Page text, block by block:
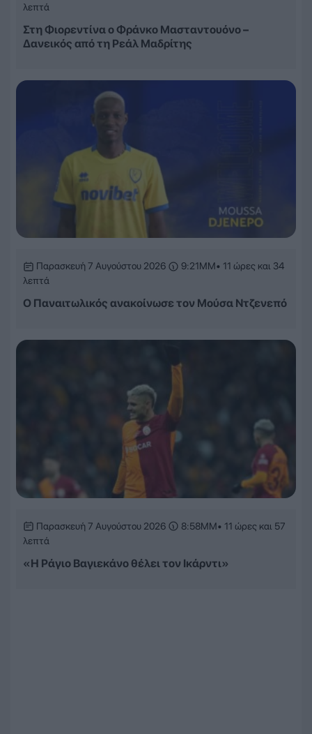
λεπτά
Στη Φιορεντίνα ο Φράνκο Μασταντουόνο –
Δανεικός από τη Ρεάλ Μαδρίτης
Παρασκευή 7 Αυγούστου 2026 9:21ΜΜ• 11 ώρες και 34
λεπτά
Ο Παναιτωλικός ανακοίνωσε τον Μούσα Ντζενεπό
Παρασκευή 7 Αυγούστου 2026 8:58ΜΜ• 11 ώρες και 57
λεπτά
«Η Ράγιο Βαγιεκάνο θέλει τον Ικάρντι»